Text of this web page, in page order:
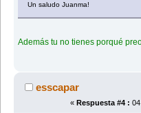
Un saludo Juanma!
Además tu no tienes porqué
esscapar
« Respuesta #4 :